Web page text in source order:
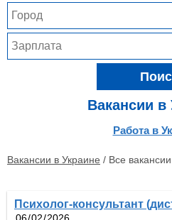
Вакансии в
Работа в
Вакансии в Украине / Все
Психолог-консультант